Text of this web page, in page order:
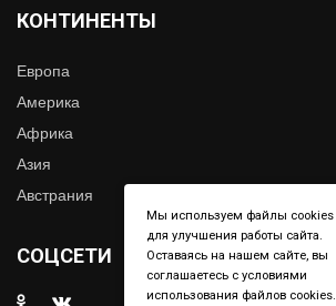
КОНТИНЕНТЫ
Европа
Америка
Африка
Азия
Австрания
СОЦСЕТИ
Мы используем файлы cookies
для улучшения работы сайта.
Оставаясь на нашем сайте, вы
соглашаетесь с условиями
использования файлов cookies.